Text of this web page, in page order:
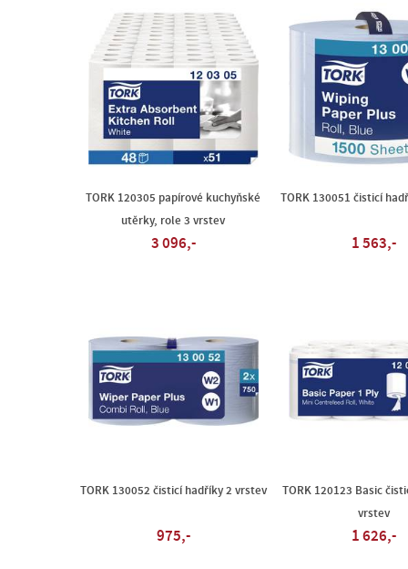
TORK 120305 papírové kuchyňské
utěrky, role 3 vrstev
3 096,-
TORK 130051 čisticí
1 563,-
TORK 130052 čisticí hadříky 2 vrstev
975,-
TORK 120123 Basic
vrstev
1 626,-